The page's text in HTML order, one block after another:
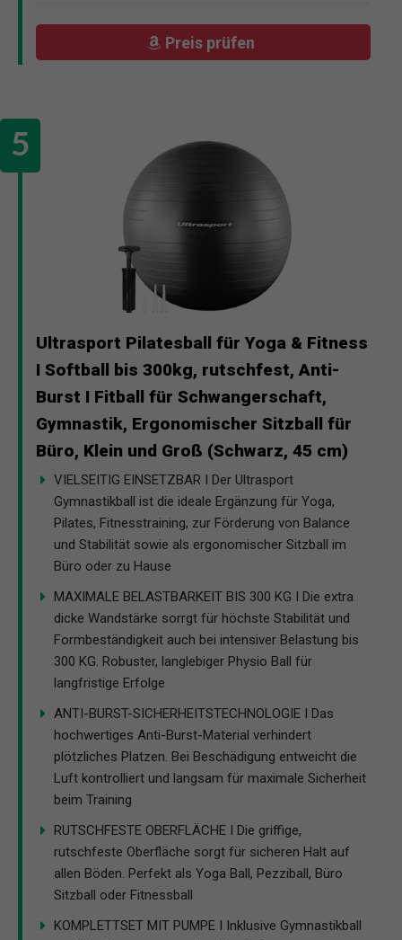
Preis prüfen
Ultrasport Pilatesball für Yoga & Fitness
I Softball bis 300kg, rutschfest, Anti-
Burst I Fitball für Schwangerschaft,
Gymnastik, Ergonomischer Sitzball für
Büro, Klein und Groß (Schwarz, 45 cm)
VIELSEITIG EINSETZBAR I Der Ultrasport
Gymnastikball ist die ideale Ergänzung für Yoga,
Pilates, Fitnesstraining, zur Förderung von Balance
und Stabilität sowie als ergonomischer Sitzball im
Büro oder zu Hause
MAXIMALE BELASTBARKEIT BIS 300 KG I Die extra
dicke Wandstärke sorrgt für höchste Stabilität und
Formbeständigkeit auch bei intensiver Belastung bis
300 KG. Robuster, langlebiger Physio Ball für
langfristige Erfolge
ANTI-BURST-SICHERHEITSTECHNOLOGIE I Das
hochwertiges Anti-Burst-Material verhindert
plötzliches Platzen. Bei Beschädigung entweicht die
Luft kontrolliert und langsam für maximale Sicherheit
beim Training
RUTSCHFESTE OBERFLÄCHE I Die griffige,
rutschfeste Oberfläche sorgt für sicheren Halt auf
allen Böden. Perfekt als Yoga Ball, Pezziball, Büro
Sitzball oder Fitnessball
KOMPLETTSET MIT PUMPE I Inklusive Gymnastikball